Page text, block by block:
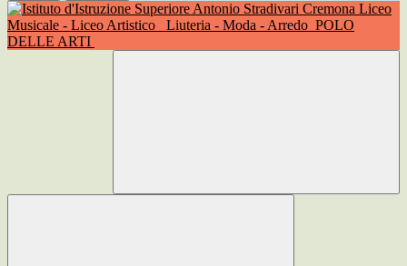
Liceo
Musicale - Liceo Artistico
Liuteria - Moda - Arredo POLO
DELLE ARTI